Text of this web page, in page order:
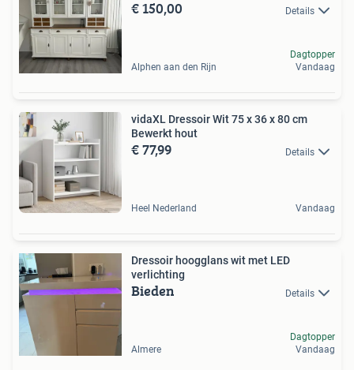
€ 150,00 Details
Alphen aan den Rijn
Dagtopper
Vandaag
vidaXL Dressoir Wit 75 x 36 x 80 cm
Bewerkt hout
€ 77,99 Details
Heel Nederland Vandaag
Dressoir hoogglans wit met LED
verlichting
Bieden Details
Almere
Dagtopper
Vandaag